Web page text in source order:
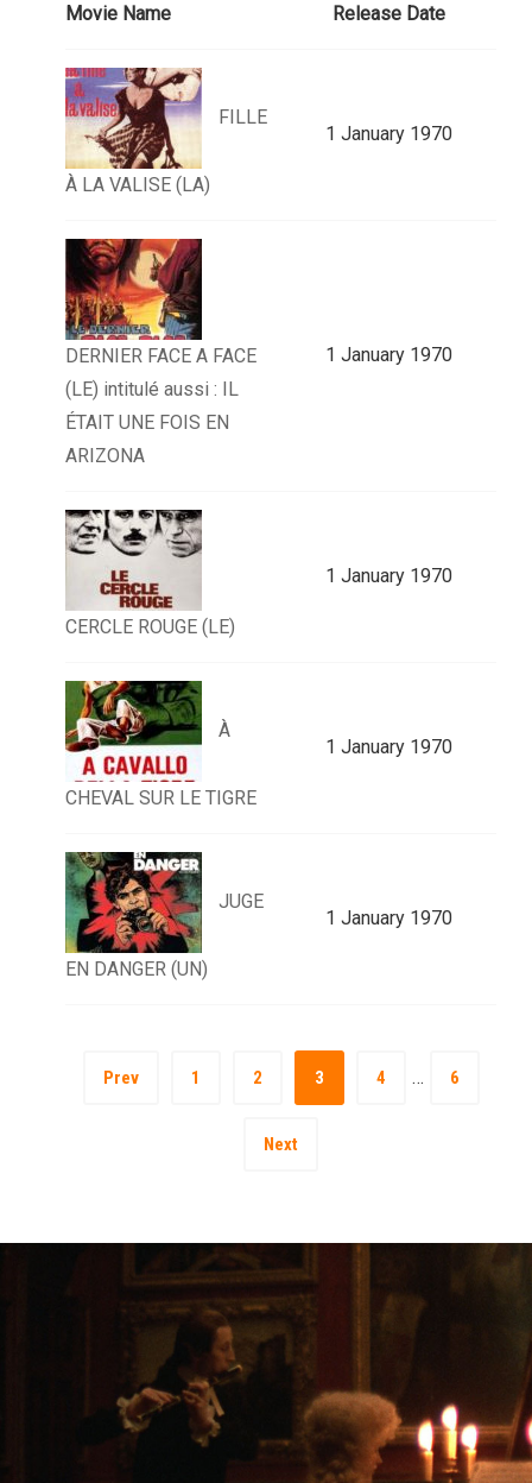
Movie Name Release Date
FILLE
À LA VALISE (LA)
1 January 1970
DERNIER FACE A FACE
(LE) intitulé aussi : IL
ÉTAIT UNE FOIS EN
ARIZONA
1 January 1970
CERCLE ROUGE (LE)
1 January 1970
À
CHEVAL SUR LE TIGRE
1 January 1970
JUGE
EN DANGER (UN)
1 January 1970
Prev 1 2 3 4 … 6
Next